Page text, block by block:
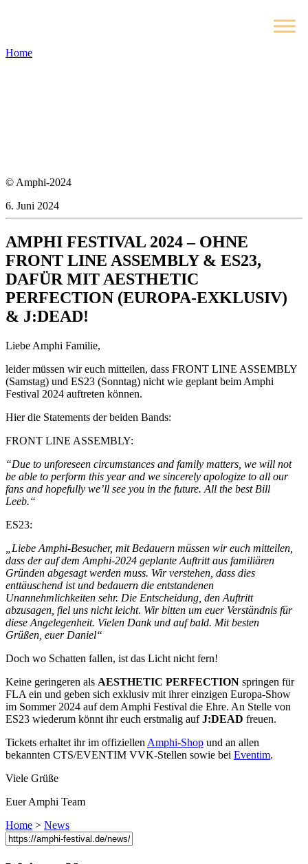
Home
© Amphi-2024
6. Juni 2024
AMPHI FESTIVAL 2024 – OHNE
FRONT LINE ASSEMBLY & ES23,
DAFÜR MIT AESTHETIC
PERFECTION (EUROPA-EXKLUSIV)
& J:DEAD!
Liebe Amphi Familie,
leider müssen wir euch mitteilen, dass FRONT LINE ASSEMBLY
(Samstag) und ES23 (Sonntag) nicht wie geplant beim Amphi
Festival 2024 auftreten können.
Hier die Statements der beiden Bands:
FRONT LINE ASSEMBLY:
“Due to unforeseen circumstances and family matters, we will not
be able to perform this year and we sincerely apologize to all our
fans and hopefully we’ll see you in the future. All the best Bill
Leeb.“
ES23:
„Liebe Amphi-Besucher, mit Bedauern müssen wir euch mitteilen,
dass der auf dem Amphi-2024 geplante Auftritt aus familiären
Gründen abgesagt werden muss. Wir verstehen, dass dies
enttäuschend ist und bedauern die entstandenen
Unannehmlichkeiten sehr. Die Entscheidung, den Auftritt
abzusagen, fiel uns nicht leicht. Wir bitten um euer Verständnis für
diese Angelegenheit. Vielen Dank und auf bald. Mit besten
Grüßen, euer Daniel“
Doch wo Schatten fallen, ist das Licht nicht fern!
Keine geringeren als AESTHETIC PERFECTION springen für
FLA ein und geben sich exklusiv mit ihrer einzigen Europa-Show
im Sommer 2024 auf dem Amphi Festival die Ehre. An Stelle von
ES23 wiederum könnt ihr euch erstmalig aufJ:DEAD freuen.
Tickets erhaltet ihr im offiziellen Amphi-Shop und an allen
bekannten CTS/EVENTIM VVK-Stellen sowie bei Eventim.
Viele Grüße
Euer Amphi Team
Home > News